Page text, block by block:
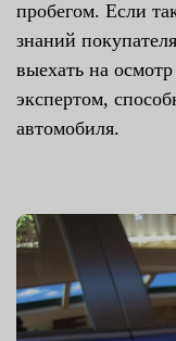
пробегом. Если
знаний
выехать на
экспертом,
автомобиля.